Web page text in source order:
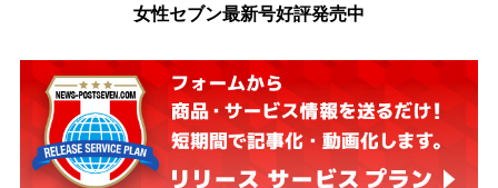
女性セブン最新号好評発売中